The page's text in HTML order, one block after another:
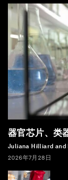
器官芯片、类
Juliana Hilliard and
2026年7月28日